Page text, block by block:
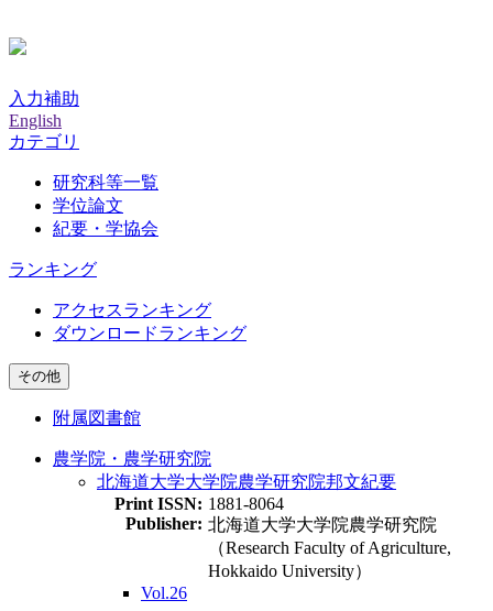
入力補助
English
カテゴリ
研究科等一覧
学位論文
紀要・学協会
ランキング
アクセスランキング
ダウンロードランキング
その他
附属図書館
農学院・農学研究院
北海道大学大学院農学研究院邦文紀要
Print ISSN: 1881-8064
Publisher: 北海道大学大学院農学研究院
（Research Faculty of Agriculture,
Hokkaido University）
Vol.26